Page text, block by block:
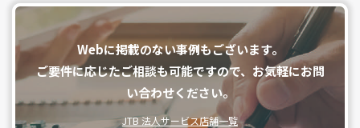
Webに掲載のない事例もございます。
ご要件に応じたご相談も可能ですので、お気軽にお問
い合わせください。
JTB 法人サービス店舗一覧